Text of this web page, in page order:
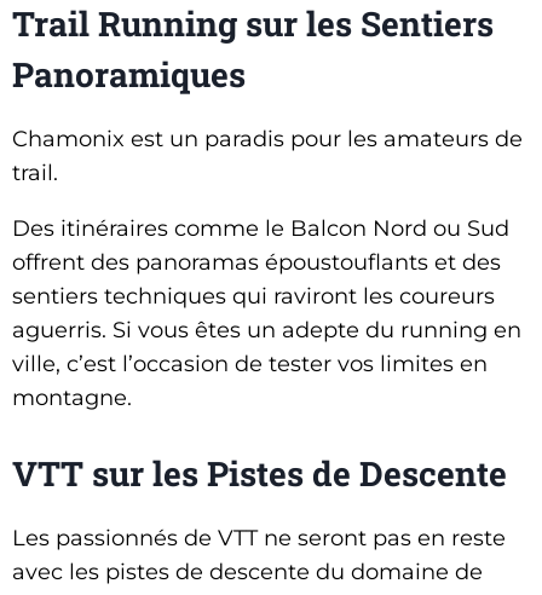
Trail Running sur les Sentiers
Panoramiques
Chamonix est un paradis pour les amateurs de
trail.
Des itinéraires comme le Balcon Nord ou Sud
offrent des panoramas époustouflants et des
sentiers techniques qui raviront les coureurs
aguerris. Si vous êtes un adepte du running en
ville, c’est l’occasion de tester vos limites en
montagne.
VTT sur les Pistes de Descente
Les passionnés de VTT ne seront pas en reste
avec les pistes de descente du domaine de